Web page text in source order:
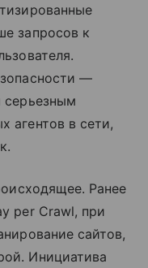
запросов к
—
серьезным
агентов в сети,
Ранее
per Crawl, при
сайтов,
Инициатива